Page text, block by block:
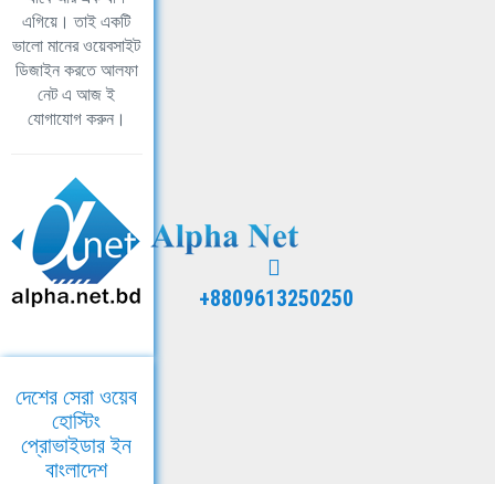
এগিয়ে। তাই একটি
ভালো মানের ওয়েবসাইট
ডিজাইন করতে আলফা
নেট এ আজ ই
যোগাযোগ করুন।
+8809613250250
দেশের সেরা ওয়েব
হোস্টিং
প্রোভাইডার ইন
বাংলাদেশ